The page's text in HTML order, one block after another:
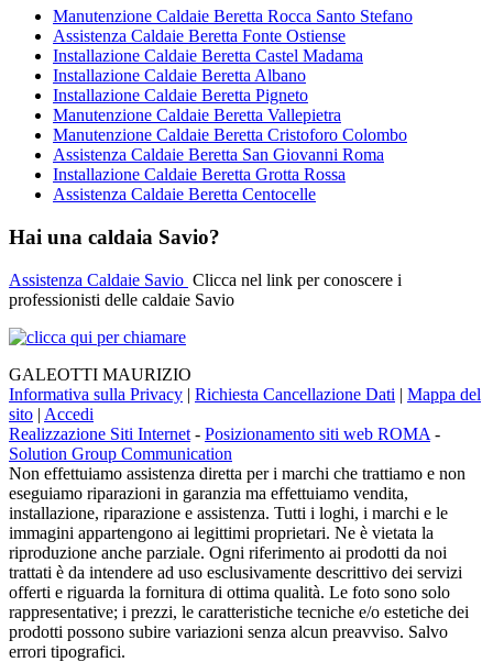
Manutenzione Caldaie Beretta Rocca Santo Stefano
Assistenza Caldaie Beretta Fonte Ostiense
Installazione Caldaie Beretta Castel Madama
Installazione Caldaie Beretta Albano
Installazione Caldaie Beretta Pigneto
Manutenzione Caldaie Beretta Vallepietra
Manutenzione Caldaie Beretta Cristoforo Colombo
Assistenza Caldaie Beretta San Giovanni Roma
Installazione Caldaie Beretta Grotta Rossa
Assistenza Caldaie Beretta Centocelle
Hai una caldaia Savio?
Assistenza Caldaie Savio Clicca nel link per conoscere i
professionisti delle caldaie Savio
GALEOTTI MAURIZIO
Informativa sulla Privacy | Richiesta Cancellazione Dati | Mappa del
sito | Accedi
Realizzazione Siti Internet - Posizionamento siti web ROMA -
Solution Group Communication
Non effettuiamo assistenza diretta per i marchi che trattiamo e non
eseguiamo riparazioni in garanzia ma effettuiamo vendita,
installazione, riparazione e assistenza. Tutti i loghi, i marchi e le
immagini appartengono ai legittimi proprietari. Ne è vietata la
riproduzione anche parziale. Ogni riferimento ai prodotti da noi
trattati è da intendere ad uso esclusivamente descrittivo dei servizi
offerti e riguarda la fornitura di ottima qualità. Le foto sono solo
rappresentative; i prezzi, le caratteristiche tecniche e/o estetiche dei
prodotti possono subire variazioni senza alcun preavviso. Salvo
errori tipografici.